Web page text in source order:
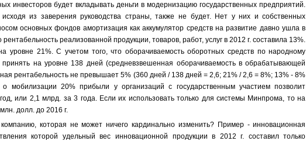
инвесторов будет вкладывать деньги в модернизацию государственных предприятий.
из заверения руководства страны, также не будет. Нет у них и собственных
основных фондов амортизация как аккумулятор средств на развитие давно ушла в
реализованной продукции, товаров, работ, услуг в 2012 г. составила 13%.
уровне 21%. С учетом того, что оборачиваемость оборотных средств по народному
принять на уровне 138 дней (средневзвешенная оборачиваемость в обрабатывающей
рентабельность не превышает 5% (360 дней / 138 дней = 2,6; 21% / 2,6 = 8%; 13% - 8%
мобилизации 20% прибыли у организаций с государственным участием позволит
или 2,1 млрд. за 3 года. Если их использовать только для системы Минпрома, то на
млн. долл. до 2016 г.
которая не может ничего кардинально изменить? Пример - инновационная
которой удельный вес инновационной продукции в 2012 г. составил только